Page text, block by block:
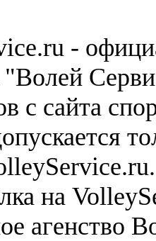
-
"Волей
с сайта
на
агенство